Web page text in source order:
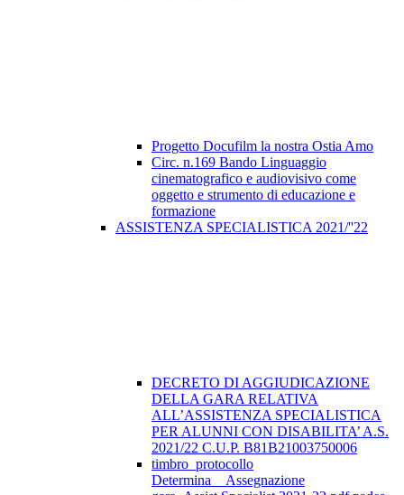
Progetto Docufilm la nostra Ostia Amo
Circ. n.169 Bando Linguaggio
cinematografico e audiovisivo come
oggetto e strumento di educazione e
formazione
ASSISTENZA SPECIALISTICA 2021/''22
DECRETO DI AGGIUDICAZIONE
DELLA GARA RELATIVA
ALL’ASSISTENZA SPECIALISTICA
PER ALUNNI CON DISABILITA’ A.S.
2021/22 C.U.P. B81B21003750006
timbro_protocollo
Determina__Assegnazione